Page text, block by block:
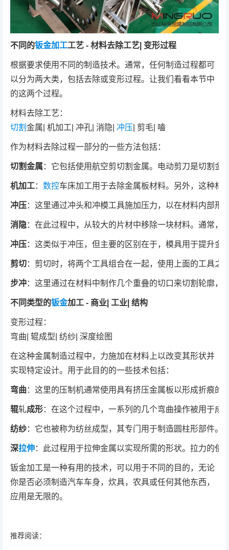
不同的钣金加工工艺 - 材料去除工艺| 变形过程
根据要求使用不同的制造技术。通常，任何制造过程都可
以分为两大类，包括去除或变形过程。让我们看看本节中
的这两个过程。
材料去除工艺：
切割 金属| 机加工| 冲孔| 消隐| 冲压 | 剪毛| 嗑
作为材料去除过程一部分的一些方法包括：
切割金属 ：它包括使用航空剪切割金属。电动剪刀是切割
机加工： 数控车床加工用于去除金属板材料。另外，这种材
冲压：这里通过冲头和冲模工具施加压力，以在材料内部形
消隐 ：在此过程中，从较大的片材中移除一块材料。通常，
冲压：这类似于冲压，但主要的区别在于，模具用于提升金
剪切：剪切时，将两个工具组合在一起，使用上面的工具
步冲：这里通过在材料中制作几个重叠的切口来切割轮廓，
不同类型的钣金加工 - 商业| 工业| 结构
变形过程：
弯曲| 辊成型| 纺纱| 深度绘图
在这种金属制造过程中，力施加在材料上以改变其形状并
实现特定设计。用于此目的的一些技术包括：
弯曲：这里的压制机通常使用具有挤压金属板以形成折痕
辊轧成形：在这个过程中，一系列的几个弯曲操作被用于
纺纱：它也被称为纺丝成型，其专门用于制造圆柱形部件。
深拉伸：此过程用于拉伸金属以实现所需的形状。拉力的使
钣金加工是一种有用的技术，可以用于不同的目的，无论
你是否必须制造汽车车身，炊具，农具或任何其他东西，
应用是无限的。
推荐阅读：